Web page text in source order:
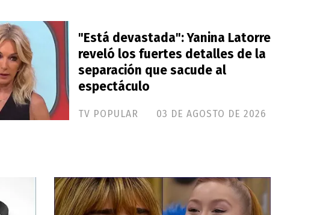
"Está devastada": Yanina Latorre
reveló los fuertes detalles de la
separación que sacude al
espectáculo
TV POPULAR 03 DE AGOSTO DE 2026